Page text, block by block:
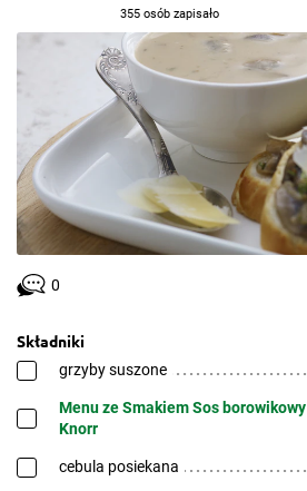
355 osób zapisało
0
Składniki
grzyby suszone
Menu ze Smakiem Sos borowikowy
Knorr
cebula posiekana